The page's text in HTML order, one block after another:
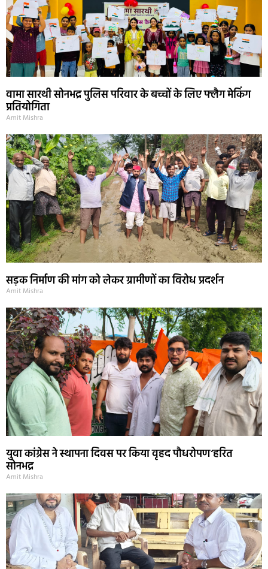
वामा सारथी सोनभद्र पुलिस परिवार के बच्चों के लिए फ्लैग मेकिंग
प्रतियोगिता
Amit Mishra
सड़क निर्माण की मांग को लेकर ग्रामीणों का विरोध प्रदर्शन
Amit Mishra
युवा कांग्रेस ने स्थापना दिवस पर किया वृहद पौधरोपण‘हरित
सोनभद्र
Amit Mishra